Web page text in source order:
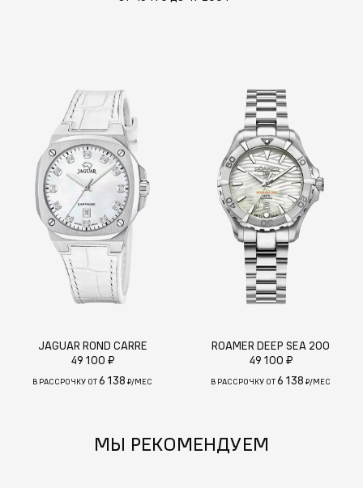
JAGUAR ROND CARRE
49 100 ₽
В РАССРОЧКУ ОТ6 138 ₽/МЕС
ROAMER DEEP SEA 200
49 100 ₽
В РАССРОЧКУ ОТ6 138 ₽/МЕС
МЫ РЕКОМЕНДУЕМ